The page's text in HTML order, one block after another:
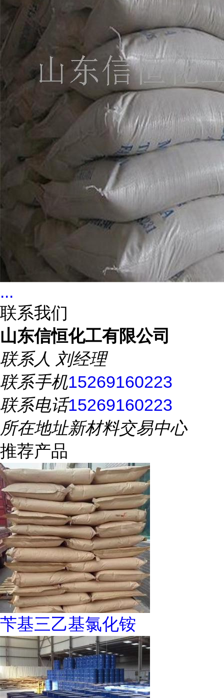
...
联系我们
山东信恒化工有限公司
联系人 刘经理
联系手机15269160223
联系电话15269160223
所在地址新材料交易中心
推荐产品
苄基三乙基氯化铵